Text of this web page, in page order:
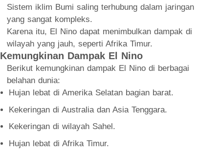
Sistem iklim Bumi saling terhubung dalam jaringan
yang sangat kompleks.
Karena itu, El Nino dapat menimbulkan dampak di
wilayah yang jauh, seperti Afrika Timur.
Kemungkinan Dampak El Nino
Berikut kemungkinan dampak El Nino di berbagai
belahan dunia:
Hujan lebat di Amerika Selatan bagian barat.
Kekeringan di Australia dan Asia Tenggara.
Kekeringan di wilayah Sahel.
Hujan lebat di Afrika Timur.